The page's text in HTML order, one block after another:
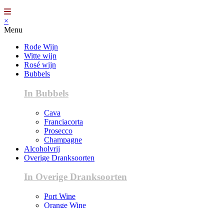
×
Menu
Rode Wijn
Witte wijn
Rosé wijn
Bubbels
In Bubbels
Cava
Franciacorta
Prosecco
Champagne
Alcoholvrij
Overige Dranksoorten
In Overige Dranksoorten
Port Wine
Orange Wine